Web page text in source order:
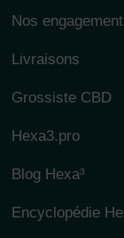
Nos
Livraisons
Grossiste CBD
Hexa3.pro
Blog Hexa³
Encyclopédie